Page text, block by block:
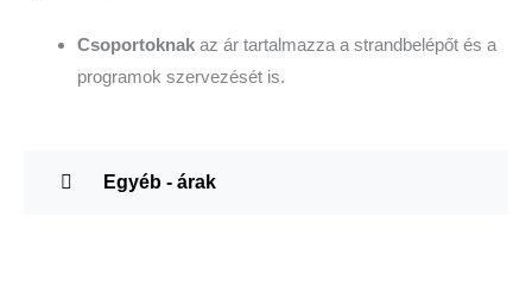
Csoportoknak az ár tartalmazza a strandbelépőt és a
programok szervezését is.
Egyéb - árak